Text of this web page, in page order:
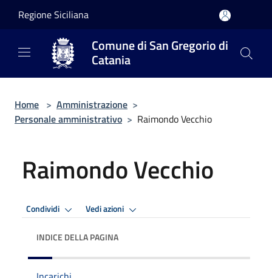
Regione Siciliana
Comune di San Gregorio di
Catania
Home > Amministrazione >
Personale amministrativo > Raimondo Vecchio
Raimondo Vecchio
Condividi Vedi azioni
INDICE DELLA PAGINA